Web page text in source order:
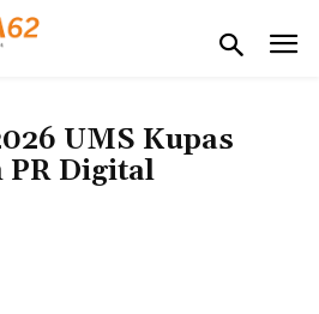
UMS Kupas
PR Digital